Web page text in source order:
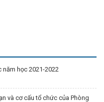
học 2021-2022
và cơ cấu tổ chức của Phòng